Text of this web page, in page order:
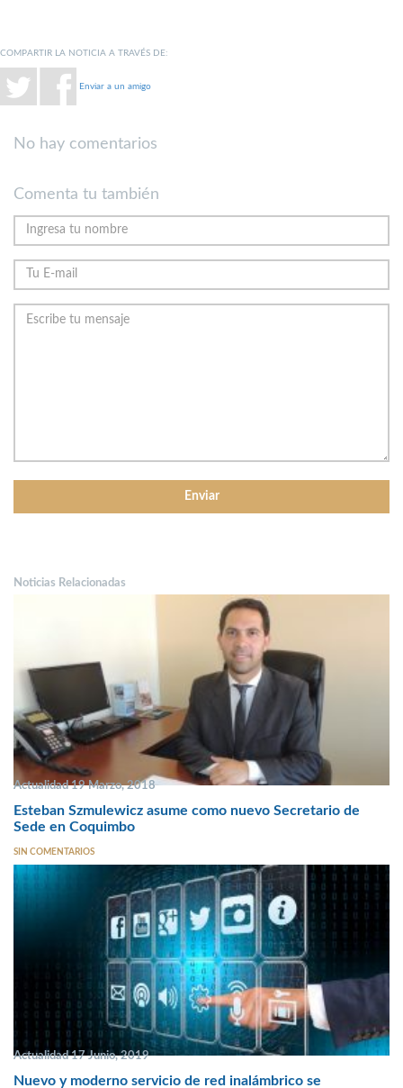
COMPARTIR LA NOTICIA A TRAVÉS DE:
Enviar a un amigo
No hay comentarios
Comenta tu también
Noticias Relacionadas
Actualidad 19 Marzo, 2018
Esteban Szmulewicz asume como nuevo Secretario de
Sede en Coquimbo
SIN COMENTARIOS
Actualidad 17 Junio, 2019
Nuevo y moderno servicio de red inalámbrico se